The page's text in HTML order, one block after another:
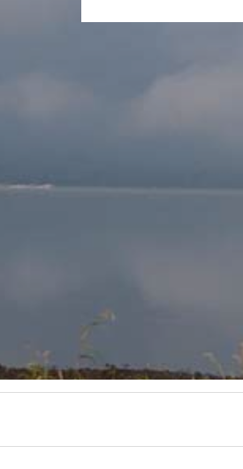
らせ一覧 代表挨拶 基本活動
ト
フォトギャラリー お問合せ